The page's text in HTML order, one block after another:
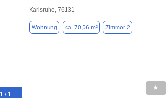
1 / 1
Karlsruhe, 76131
Wohnung ca. 70,06 m² Zimmer 2
★